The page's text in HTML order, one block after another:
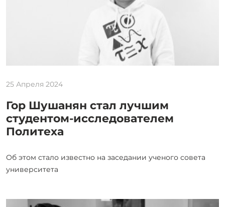
25 Апреля 2024
Гор Шушанян стал лучшим
студентом-исследователем
Политеха
Об этом стало известно на заседании ученого совета
университета